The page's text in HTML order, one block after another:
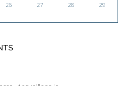
26 27 28
29